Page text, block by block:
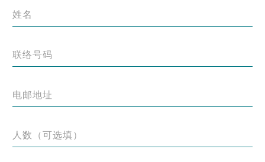
姓名
联络号码
电邮地址
人数（可选填）